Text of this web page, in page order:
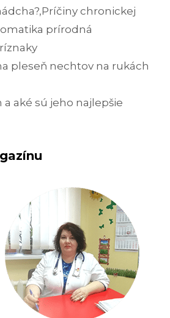
,Príčiny chronickej
prírodná
pleseň nechtov na rukách
a aké sú jeho najlepšie